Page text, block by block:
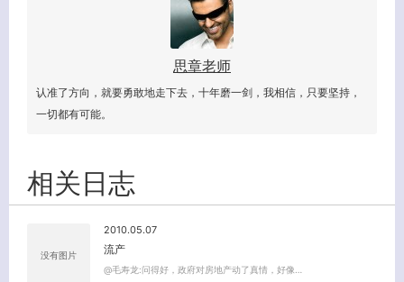
思章老师
认准了方向，就要勇敢地走下去，十年磨一剑，我相信，只要坚持，
一切都有可能。
相关日志
没有图片
2010.05.07
流产
@毛寿龙:问得好，政府对房地产动了真情，好像…